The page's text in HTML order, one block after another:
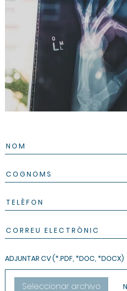
ADJUNTAR CV (*.PDF, *DOC, *DOCX)
Seleccionar archivo